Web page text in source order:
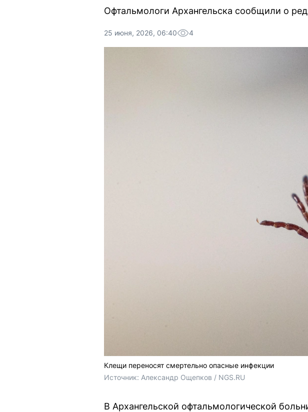
Офтальмологи Архангельска сообщили о
25 июня, 2026, 06:40 4
Клещи переносят смертельно опасные инфекции
Источник: Александр Ощепков / NGS.RU
В Архангельской офтальмологической